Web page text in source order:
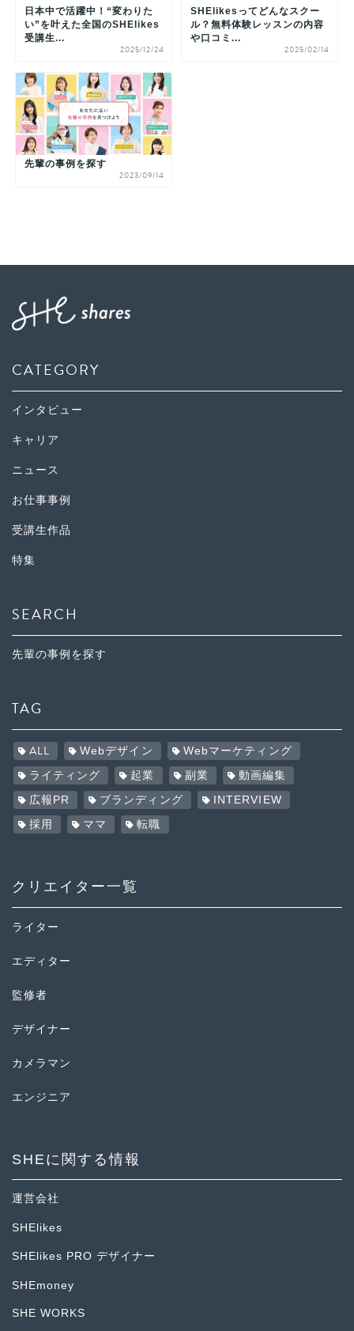
日本中で活躍中！“変わりた
い”を叶えた全国のSHElikes
受講生...
2025/12/24
SHElikesってどんなスクー
ル？無料体験レッスンの内容
や口コミ...
2025/02/14
先輩の事例を探す
2023/09/14
CATEGORY
インタビュー
キャリア
ニュース
お仕事事例
受講生作品
特集
SEARCH
先輩の事例を探す
TAG
ALL Webデザイン Webマーケティング
ライティング 起業 副業 動画編集
広報PR ブランディング INTERVIEW
採用 ママ 転職
クリエイター一覧
ライター
エディター
監修者
デザイナー
カメラマン
エンジニア
SHEに関する情報
運営会社
SHElikes
SHElikes PRO デザイナー
SHEmoney
SHE WORKS